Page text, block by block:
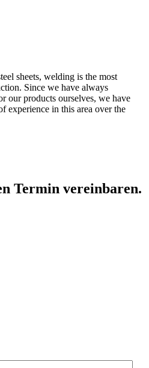
sheets, welding is the most
Since we have always
our products ourselves, we have
experience in this area over the
Termin vereinbaren.